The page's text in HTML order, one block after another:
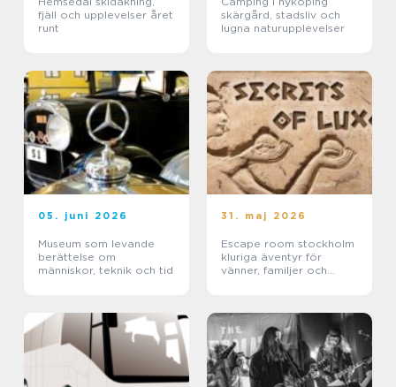
fjäll och upplevelser året
runt
skärgård, stadsliv och
lugna naturupplevelser
05. juni 2026
Museum som levande
berättelse om
människor, teknik och tid
31. maj 2026
Escape room stockholm
kluriga äventyr för
vänner, familjer och